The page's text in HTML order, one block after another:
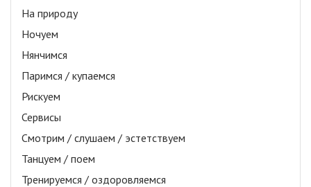
На природу
Ночуем
Нянчимся
Паримся / купаемся
Рискуем
Сервисы
Смотрим / слушаем / эстетствуем
Танцуем / поем
Тренируемся / оздоровляемся